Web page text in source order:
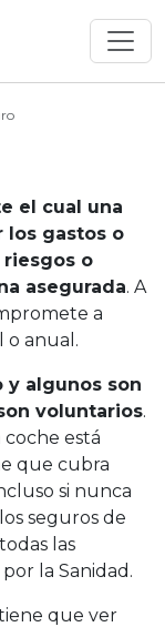
el cual una
los gastos o
o
asegurada. A
a
o anual.
y algunos son
voluntarios.
está
que cubra
si nunca
seguros de
las
la Sanidad.
que ver